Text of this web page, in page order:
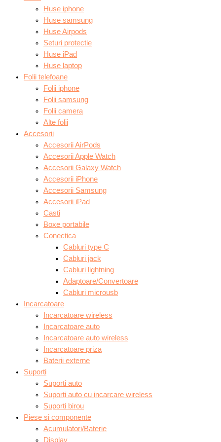
Huse iphone
Huse samsung
Huse Airpods
Seturi protectie
Huse iPad
Huse laptop
Folii telefoane
Folii iphone
Folii samsung
Folii camera
Alte folii
Accesorii
Accesorii AirPods
Accesorii Apple Watch
Accesorii Galaxy Watch
Accesorii iPhone
Accesorii Samsung
Accesorii iPad
Casti
Boxe portabile
Conectica
Cabluri type C
Cabluri jack
Cabluri lightning
Adaptoare/Convertoare
Cabluri microusb
Incarcatoare
Incarcatoare wireless
Incarcatoare auto
Incarcatoare auto wireless
Incarcatoare priza
Baterii externe
Suporti
Suporti auto
Suporti auto cu incarcare wireless
Suporti birou
Piese si componente
Acumulatori/Baterie
Display